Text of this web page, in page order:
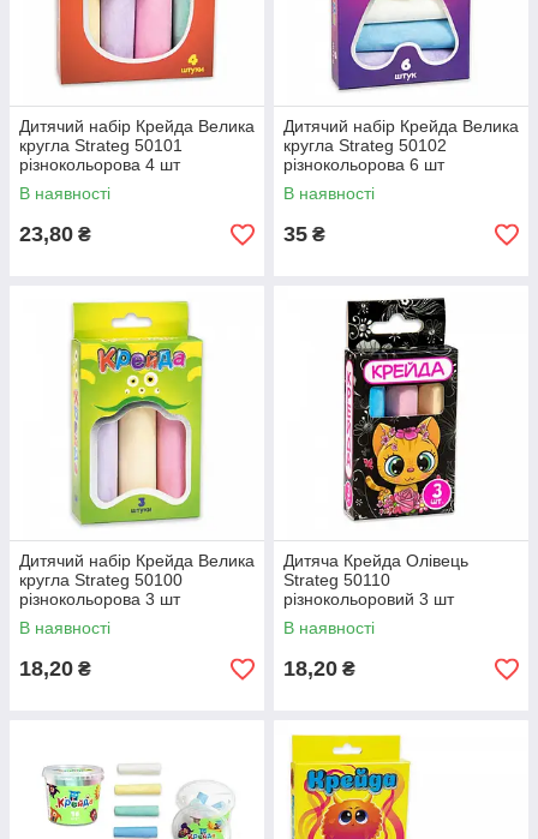
Дитячий набір Крейда Велика
кругла Strateg 50101
різнокольорова 4 шт
В наявності
23,80 ₴
Дитячий набір Крейда Велика
кругла Strateg 50102
різнокольорова 6 шт
В наявності
35 ₴
Дитячий набір Крейда Велика
кругла Strateg 50100
різнокольорова 3 шт
В наявності
18,20 ₴
Дитяча Крейда Олівець
Strateg 50110
різнокольоровий 3 шт
В наявності
18,20 ₴